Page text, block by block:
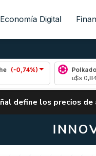
Economía Digital
Polkadot (-3,22%)
define los precios